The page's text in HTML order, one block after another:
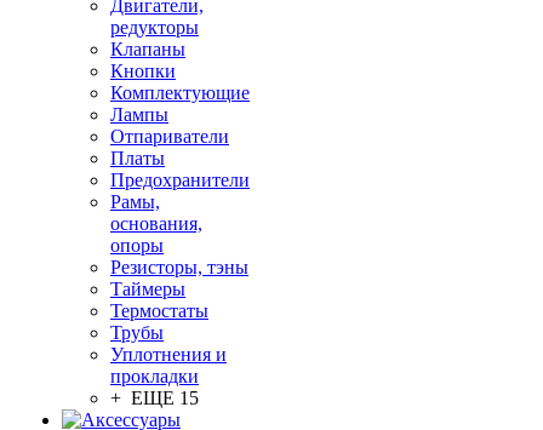
Двигатели,
редукторы
Клапаны
Кнопки
Комплектующие
Лампы
Отпариватели
Платы
Предохранители
Рамы,
основания,
опоры
Резисторы, тэны
Таймеры
Термостаты
Трубы
Уплотнения и
прокладки
+ ЕЩЕ 15